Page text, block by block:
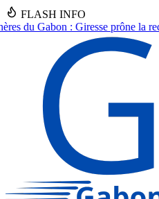
FLASH INFO
et la formation